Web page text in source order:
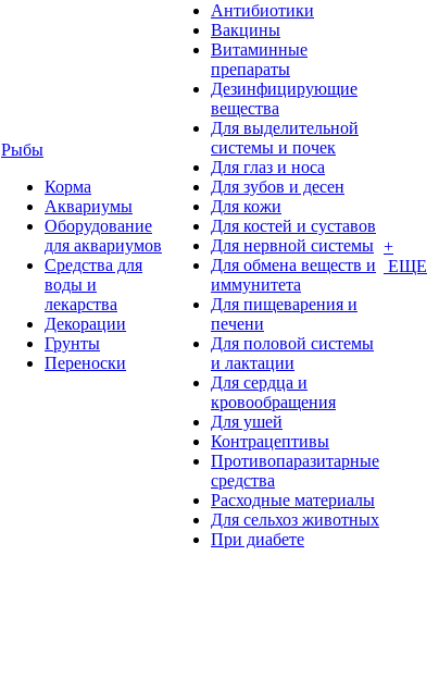
Рыбы
Корма
Аквариумы
Оборудование
для аквариумов
Средства для
воды и
лекарства
Декорации
Грунты
Переноски
Антибиотики
Вакцины
Витаминные
препараты
Дезинфицирующие
вещества
Для выделительной
системы и почек
Для глаз и носа
Для зубов и десен
Для кожи
Для костей и суставов
Для нервной системы
Для обмена веществ и
иммунитета
Для пищеварения и
печени
Для половой системы
и лактации
Для сердца и
кровообращения
Для ушей
Контрацептивы
Противопаразитарные
средства
Расходные материалы
Для сельхоз животных
При диабете
+
ЕЩЕ